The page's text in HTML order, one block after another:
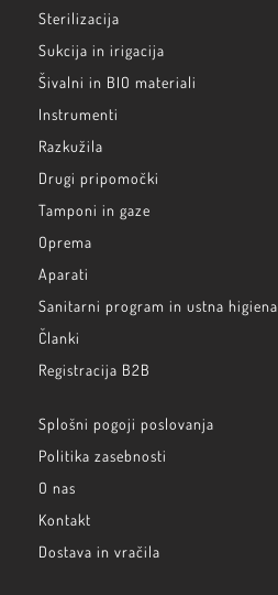
Sterilizacija
Sukcija in irigacija
Šivalni in BIO materiali
Instrumenti
Razkužila
Drugi pripomočki
Tamponi in gaze
Oprema
Aparati
Sanitarni program in ustna higiena
Članki
Registracija B2B
Splošni pogoji poslovanja
Politika zasebnosti
O nas
Kontakt
Dostava in vračila